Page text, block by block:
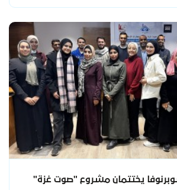
يختتمان مشروع "صوت غزة"